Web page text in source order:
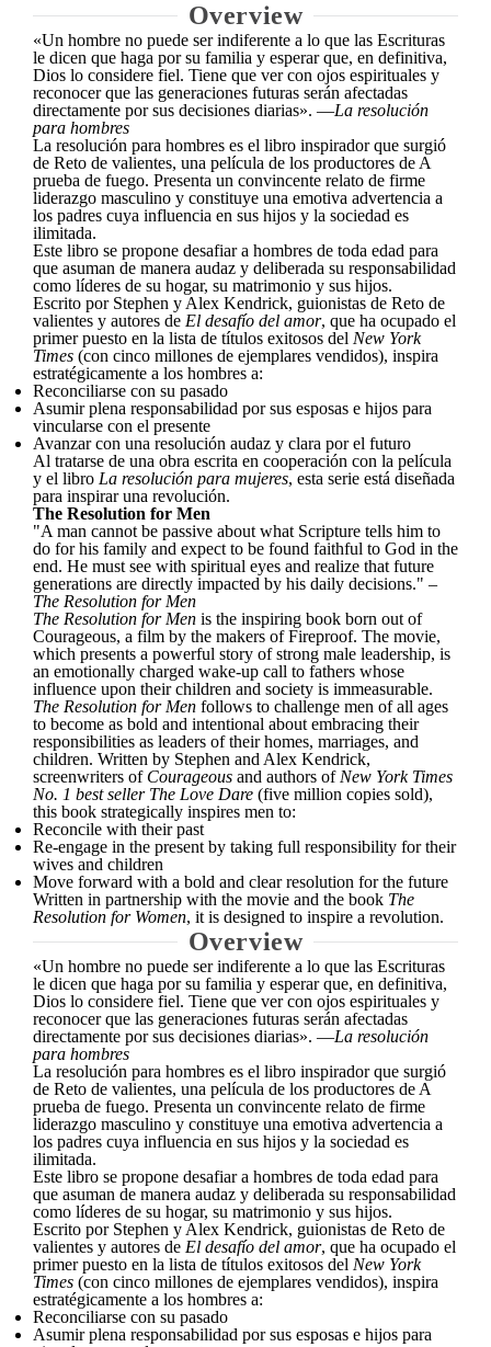
Overview
«Un hombre no puede ser indiferente a lo que las Escrituras
le dicen que haga por su familia y esperar que, en definitiva,
Dios lo considere fiel. Tiene que ver con ojos espirituales y
reconocer que las generaciones futuras serán afectadas
directamente por sus decisiones diarias». —La resolución
para hombres
La resolución para hombres es el libro inspirador que surgió
de Reto de valientes, una película de los productores de A
prueba de fuego. Presenta un convincente relato de firme
liderazgo masculino y constituye una emotiva advertencia a
los padres cuya influencia en sus hijos y la sociedad es
ilimitada.
Este libro se propone desafiar a hombres de toda edad para
que asuman de manera audaz y deliberada su responsabilidad
como líderes de su hogar, su matrimonio y sus hijos.
Escrito por Stephen y Alex Kendrick, guionistas de Reto de
valientes y autores de El desafío del amor, que ha ocupado el
primer puesto en la lista de títulos exitosos del New York
Times (con cinco millones de ejemplares vendidos), inspira
estratégicamente a los hombres a:
Reconciliarse con su pasado
Asumir plena responsabilidad por sus esposas e hijos para
vincularse con el presente
Avanzar con una resolución audaz y clara por el futuro
Al tratarse de una obra escrita en cooperación con la película
y el libro La resolución para mujeres, esta serie está diseñada
para inspirar una revolución.
The Resolution for Men
"A man cannot be passive about what Scripture tells him to
do for his family and expect to be found faithful to God in the
end. He must see with spiritual eyes and realize that future
generations are directly impacted by his daily decisions." –
The Resolution for Men
The Resolution for Men is the inspiring book born out of
Courageous, a film by the makers of Fireproof. The movie,
which presents a powerful story of strong male leadership, is
an emotionally charged wake-up call to fathers whose
influence upon their children and society is immeasurable.
The Resolution for Men follows to challenge men of all ages
to become as bold and intentional about embracing their
responsibilities as leaders of their homes, marriages, and
children. Written by Stephen and Alex Kendrick,
screenwriters of Courageous and authors ofNew York Times
No. 1 best seller The Love Dare (five million copies sold),
this book strategically inspires men to:
Reconcile with their past
Re-engage in the present by taking full responsibility for their
wives and children
Move forward with a bold and clear resolution for the future
Written in partnership with the movie and the book The
Resolution for Women, it is designed to inspire a revolution.
Overview
«Un hombre no puede ser indiferente a lo que las Escrituras
le dicen que haga por su familia y esperar que, en definitiva,
Dios lo considere fiel. Tiene que ver con ojos espirituales y
reconocer que las generaciones futuras serán afectadas
directamente por sus decisiones diarias». —La resolución
para hombres
La resolución para hombres es el libro inspirador que surgió
de Reto de valientes, una película de los productores de A
prueba de fuego. Presenta un convincente relato de firme
liderazgo masculino y constituye una emotiva advertencia a
los padres cuya influencia en sus hijos y la sociedad es
ilimitada.
Este libro se propone desafiar a hombres de toda edad para
que asuman de manera audaz y deliberada su responsabilidad
como líderes de su hogar, su matrimonio y sus hijos.
Escrito por Stephen y Alex Kendrick, guionistas de Reto de
valientes y autores de El desafío del amor, que ha ocupado el
primer puesto en la lista de títulos exitosos del New York
Times (con cinco millones de ejemplares vendidos), inspira
estratégicamente a los hombres a:
Reconciliarse con su pasado
Asumir plena responsabilidad por sus esposas e hijos para